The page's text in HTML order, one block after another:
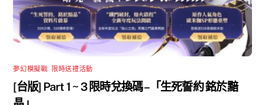
夢幻模擬戰 限時送禮活動
[台版] Part 1 ~ 3 限時兌換碼 –「生死誓約 銘於黯